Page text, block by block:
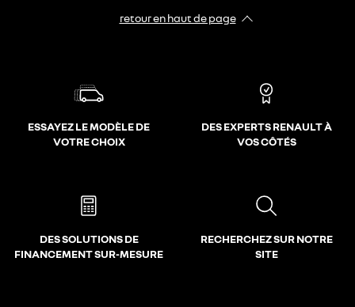
retour en haut de page​
ESSAYEZ LE MODÈLE DE
VOTRE CHOIX
DES EXPERTS RENAULT À
VOS CÔTÉS
DES SOLUTIONS DE
FINANCEMENT SUR-MESURE
RECHERCHEZ SUR NOTRE
SITE